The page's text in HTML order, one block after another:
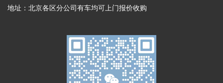
地址：北京各区分公司有车均可上门报价收购